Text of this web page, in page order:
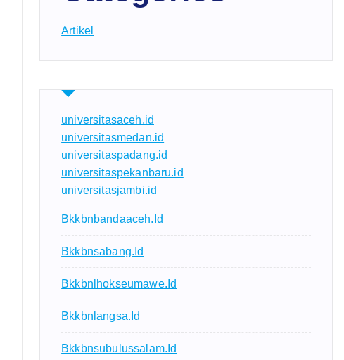
Artikel
universitasaceh.id
universitasmedan.id
universitaspadang.id
universitaspekanbaru.id
universitasjambi.id
Bkkbnbandaaceh.id
Bkkbnsabang.id
Bkkbnlhokseumawe.id
Bkkbnlangsa.id
Bkkbnsubulussalam.id